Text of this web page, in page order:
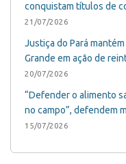
conquistam títulos de
21/07/2026
Justiça do Pará
Grande em ação de
20/07/2026
“Defender o alimento
no campo”, defendem
15/07/2026